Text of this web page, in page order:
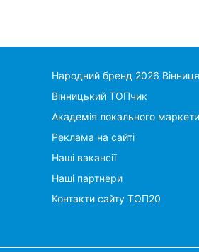
Народний бренд 2026 Вінниця
Вінницький ТОПчик
Академія локального
Реклама на сайті
Наші вакансії
Наші партнери
Контакти сайту ТОП20